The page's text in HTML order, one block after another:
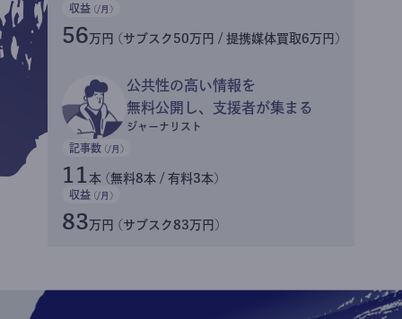
収益 (/月)
56万円 (サブスク50万円 / 提携媒体買取6万円)
公共性の高い情報を
無料公開し、支援者が集まる
ジャーナリスト
記事数 (/月)
11 本 (無料8本 / 有料3本)
収益 (/月)
83万円 (サブスク83万円)